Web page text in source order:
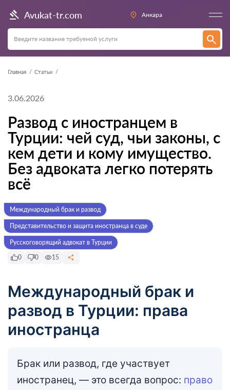
Avukat-tr.com Анкара
Главная Статьи
3.06.2026
Развод с иностранцем в
Турции: чей суд, чьи законы, с
кем дети и кому имущество.
Без адвоката легко потерять
всё
Международный брак и развод
Представительство и защита иностранца в суде
Русскоговорящий адвокат в Турции
0
0 15
Международный брак и
развод в Турции: права
иностранца
Брак или развод, где участвует
иностранец, — это всегда вопрос: право